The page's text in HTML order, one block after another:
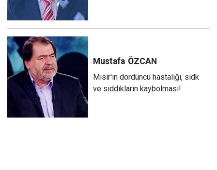
Mustafa ÖZCAN
Mısır'ın dördüncü hastalığı, sıdk
ve sıddıkların kaybolması!